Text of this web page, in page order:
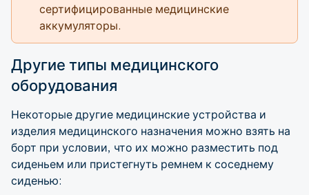
сертифицированные медицинские
аккумуляторы.
Другие типы медицинского
оборудования
Некоторые другие медицинские устройства и
изделия медицинского назначения можно взять на
борт при условии, что их можно разместить под
сиденьем или пристегнуть ремнем к соседнему
сиденью: